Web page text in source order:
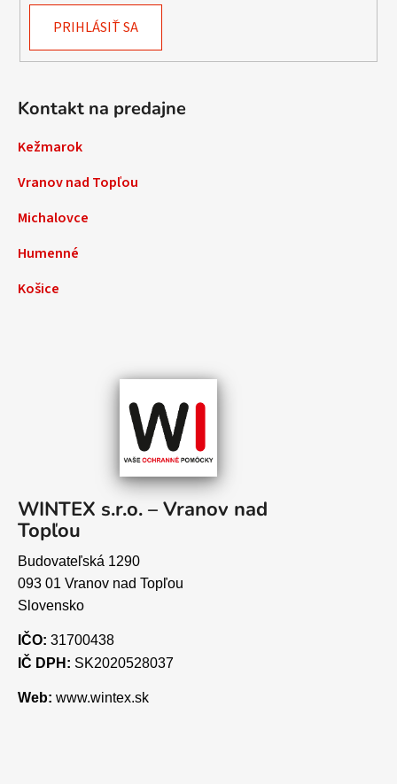
PRIHLÁSIŤ SA
Kontakt na predajne
Kežmarok
Vranov nad Topľou
Michalovce
Humenné
Košice
WINTEX s.r.o. – Vranov nad
Topľou
Budovateľská 1290
093 01 Vranov nad Topľou
Slovensko
IČO: 31700438
IČ DPH: SK2020528037
Web: www.wintex.sk